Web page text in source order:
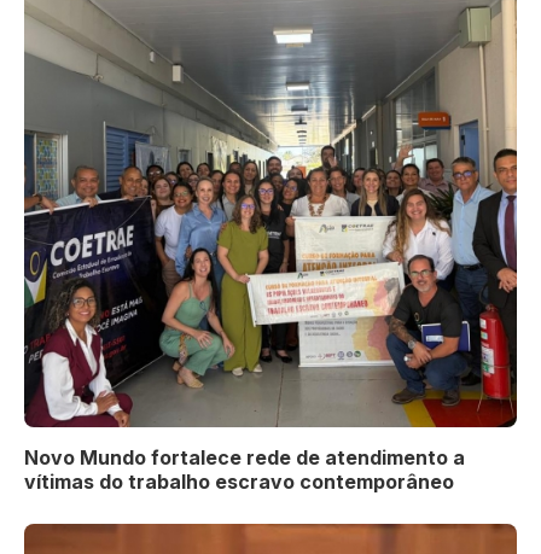
Novo Mundo fortalece rede de atendimento a
vítimas do trabalho escravo contemporâneo